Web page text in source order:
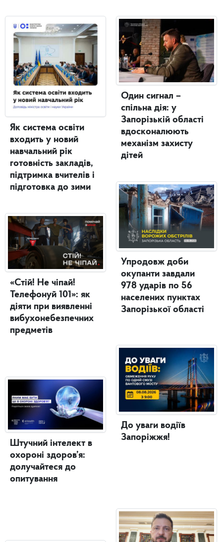
Як система освіти
входить у новий
навчальний рік
готовність закладів,
підтримка вчителів і
підготовка до зими
«Стій! Не чіпай!
Телефонуй 101»: як
діяти при виявленні
вибухонебезпечних
предметів
Штучний інтелект в
охороні здоров’я:
долучайтеся до
опитування
Один сигнал –
спільна дія: у
Запорізькій області
вдосконалюють
механізм захисту
дітей
Упродовж доби
окупанти завдали
978 ударів по 56
населених пунктах
Запорізької області
До уваги водіїв
Запоріжжя!